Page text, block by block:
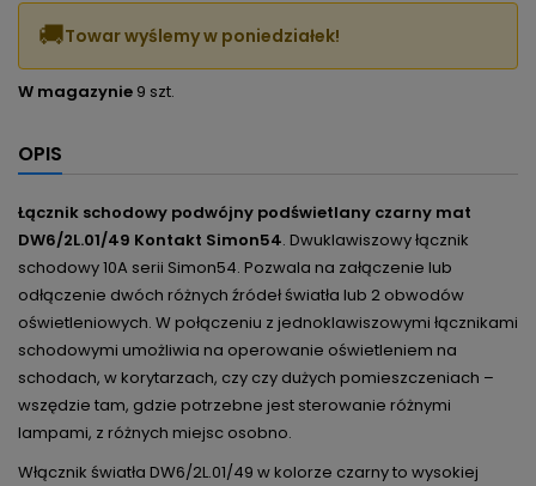
🚚Towar wyślemy w poniedziałek!
W magazynie 9 szt.
OPIS
Łącznik schodowy podwójny podświetlany czarny mat
DW6/2L.01/49 Kontakt Simon54. Dwuklawiszowy łącznik
schodowy 10A serii Simon54. Pozwala na załączenie lub
odłączenie dwóch różnych źródeł światła lub 2 obwodów
oświetleniowych. W połączeniu z jednoklawiszowymi łącznikami
schodowymi umożliwia na operowanie oświetleniem na
schodach, w korytarzach, czy czy dużych pomieszczeniach –
wszędzie tam, gdzie potrzebne jest sterowanie różnymi
lampami, z różnych miejsc osobno.
Włącznik światła DW6/2L.01/49 w kolorze czarny to wysokiej